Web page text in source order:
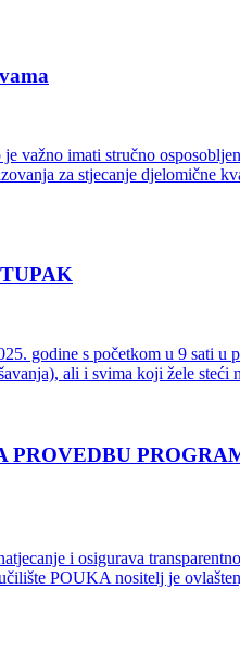
važno imati stručno
za stjecanje djelomične
godine s početkom u 9 sati u
ali i svima koji žele
PROVEDBU
i osigurava
POUKA nositelj je